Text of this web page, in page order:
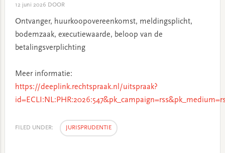
12 juni 2026 DOOR
Ontvanger, huurkoopovereenkomst, meldingsplicht,
bodemzaak, executiewaarde, beloop van de
betalingsverplichting
Meer informatie:
https://deeplink.rechtspraak.nl/uitspraak?
FILED UNDER: JURISPRUDENTIE